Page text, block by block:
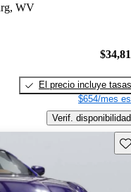
WV
El precio incluye tasas
$654/mes
Verif. disponibilidad